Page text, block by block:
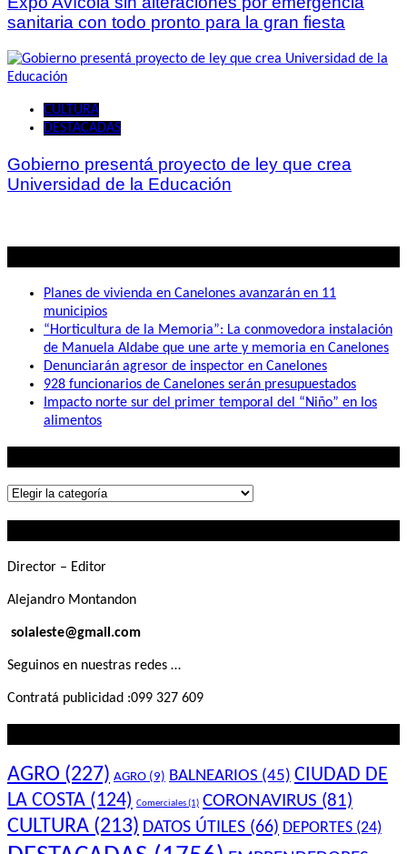
sanitaria con todo pronto para la gran fiesta
CULTURA
DESTACADAS
Gobierno presentá proyecto de ley que crea
Universidad de la Educación
Planes de vivienda en Canelones avanzarán en 11
municipios
“Horticultura de la Memoria”: La conmovedora instalación
de Manuela Aldabe que une arte y memoria en Canelones
Denunciarán agresor de inspector en Canelones
928 funcionarios de Canelones serán presupuestados
Impacto norte sur del primer temporal del “Niño” en los
alimentos
Lo
Director – Editor
Alejandro Montandon
solaleste@gmail.com
Seguinos en nuestras redes …
Contratá publicidad :099 327 609
AGRO (227) AGRO (9) BALNEARIOS (45) CIUDAD DE
LA COSTA (124) Comerciales(1) CORONAVIRUS (81)
CULTURA (213) DATOS ÚTILES (66) DEPORTES (24)